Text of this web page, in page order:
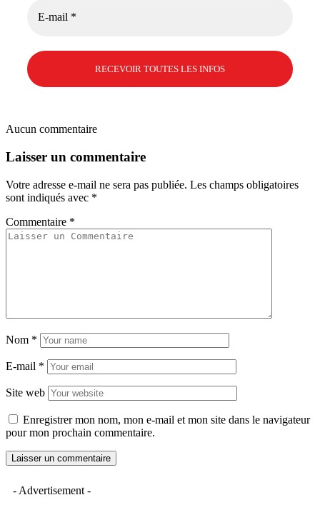
Aucun commentaire
Laisser un commentaire
Votre adresse e-mail ne sera pas publiée. Les champs obligatoires
sont indiqués avec *
Commentaire *
Nom *
E-mail *
Site web
Enregistrer mon nom, mon e-mail et mon site dans le navigateur
pour mon prochain commentaire.
- Advertisement -